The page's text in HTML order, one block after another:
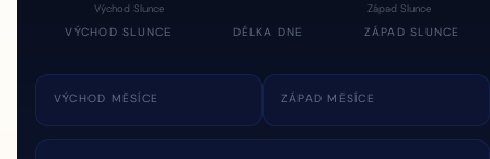
Východ Slunce Západ Slunce
VÝCHOD SLUNCE DÉLKA DNE ZÁPAD SLUNCE
VÝCHOD MĚSÍCE ZÁPAD MĚSÍCE